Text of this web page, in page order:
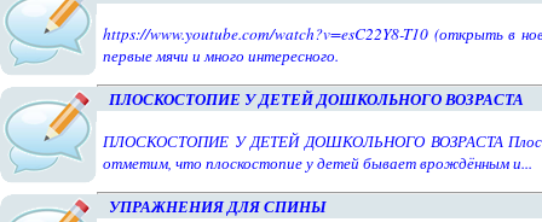
https://www.youtube.com/watch?v=esC22Y8-T10 (открыть в
первые мячи и много интересного.
ПЛОСКОСТОПИЕ У ДЕТЕЙ ДОШКОЛЬНОГО ВОЗРАСТА
ПЛОСКОСТОПИЕ У ДЕТЕЙ ДОШКОЛЬНОГО ВОЗРАСТА
отметим, что плоскостопие у детей бывает врождённым и...
УПРАЖНЕНИЯ ДЛЯ СПИНЫ